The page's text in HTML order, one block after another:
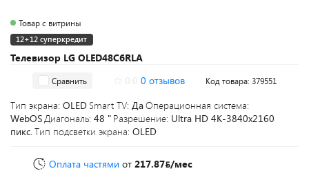
Телевизор LG OLED48C6RLA
Товар с витрины
12+12 суперкредит
Сравнить 0 отзывов Код товара: 379551
Тип экрана: OLED Smart TV: ДаОперационная система:
WebOSДиагональ: 48 " Разрешение: Ultra HD 4K-3840x2160
пикс.Тип подсветки экрана: OLED
Оплата частями от 217.87 /мес